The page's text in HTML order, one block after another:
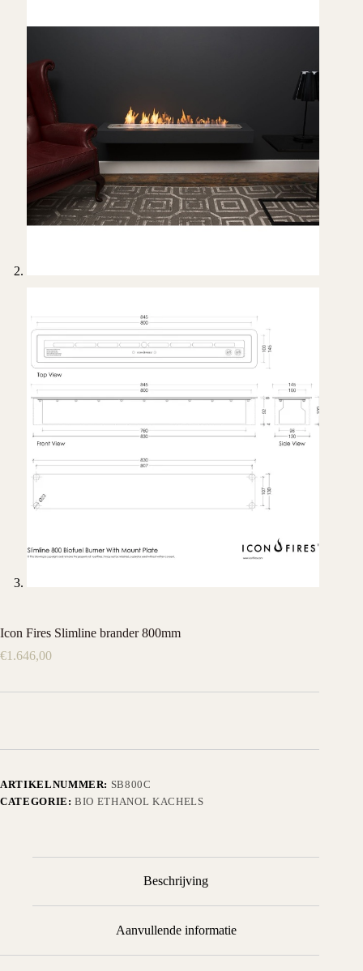
Icon Fires Slimline brander 800mm
€1.646,00
ARTIKELNUMMER: SB800C
CATEGORIE:BIO ETHANOL KACHELS
Beschrijving
Aanvullende informatie